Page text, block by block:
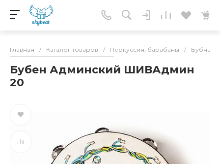
Главная / Каталог товаров / Перкуссия, барабаны / Бубны
Бубен Админский ШИВАдмин
20